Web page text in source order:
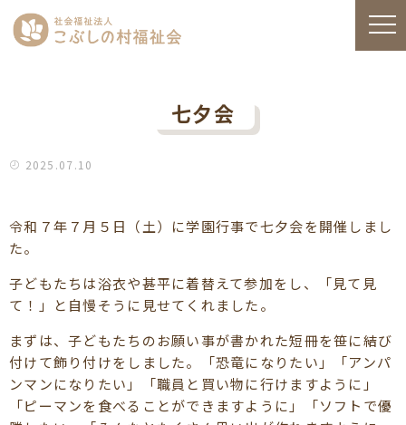
七夕会
2025.07.10
令和７年７月５日（土）に学園行事で七夕会を開催しまし
た。
子どもたちは浴衣や甚平に着替えて参加をし、「見て見
て！」と自慢そうに見せてくれました。
まずは、子どもたちのお願い事が書かれた短冊を笹に結び
付けて飾り付けをしました。「恐竜になりたい」「アンパ
ンマンになりたい」「職員と買い物に行けますように」
「ピーマンを食べることができますように」「ソフトで優